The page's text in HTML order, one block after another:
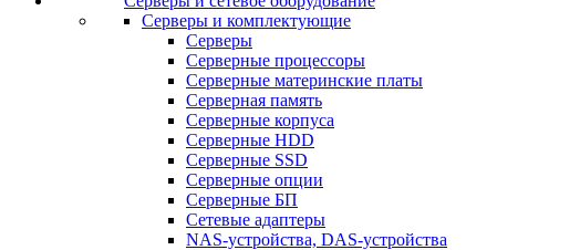
Серверы и комплектующие
Серверы
Серверные процессоры
Серверные материнские платы
Серверная память
Серверные корпуса
Серверные HDD
Серверные SSD
Серверные опции
Серверные БП
Сетевые адаптеры
NAS-устройства, DAS-устройства